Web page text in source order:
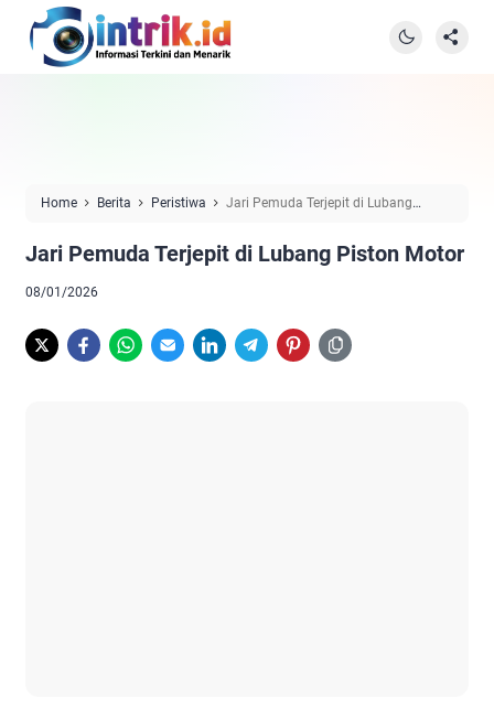
Home Berita Peristiwa
Jari Pemuda Terjepit di Lubang
Jari Pemuda Terjepit di Lubang Piston Motor
08/01/2026